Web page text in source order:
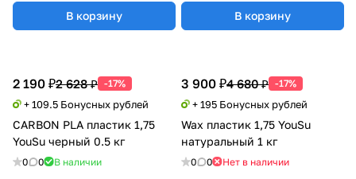
В корзину В корзину
2 190 ₽2 628 ₽ -17%
+ 109.5 Бонусных рублей
CARBON PLA пластик 1,75
YouSu черный 0.5 кг
0 0 В наличии
3 900 ₽4 680 ₽ -17%
+ 195 Бонусных рублей
Wax пластик 1,75 YouSu
натуральный 1 кг
0 0 Нет в наличии